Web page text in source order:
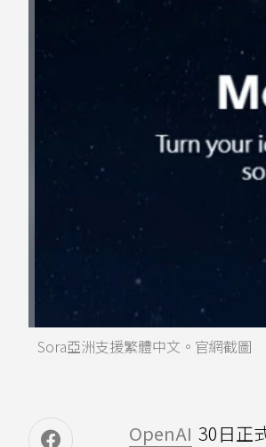
Sora亞洲支援繁體中文。官網截圖
OpenAI 30日正